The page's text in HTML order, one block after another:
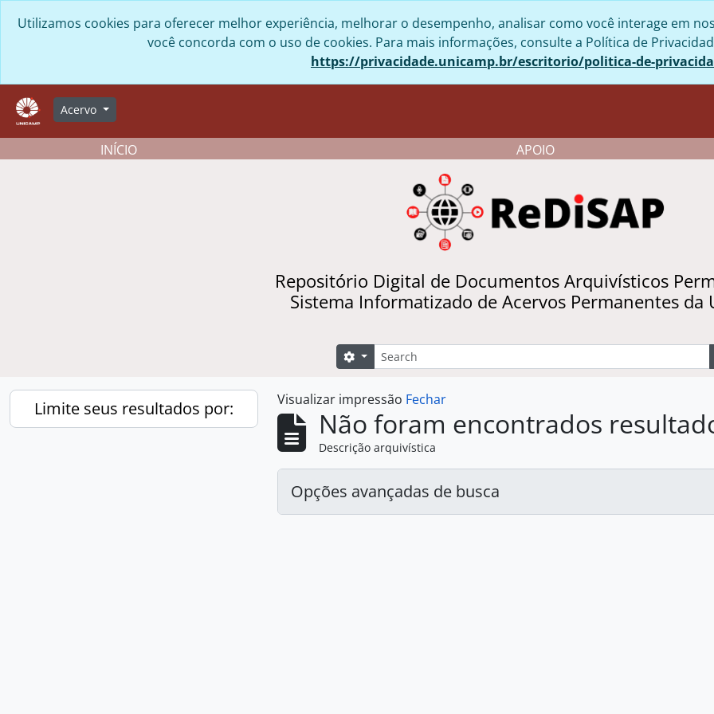
Utilizamos cookies para oferecer melhor experiência, melhorar o desempenho, analisar como você interage em
você concorda com o uso de cookies. Para mais informações, consulte a Política de
https://privacidade.unicamp.br/escritorio/politica-de-
Acervo
INÍCIO APOIO
Repositório Digital de Documentos Arquivísticos
Sistema Informatizado de Acervos Permanentes da
Buscar
Opções de busca
Limite seus resultados por: Visualizar impressão Fechar
Não foram encontrados
Descrição arquivística
Opções avançadas de busca